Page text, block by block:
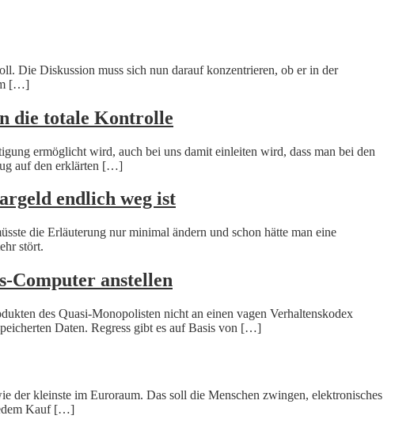
Die Diskussion muss sich nun darauf konzentrieren, ob er in der
[…]
die totale Kontrolle
ermöglicht wird, auch bei uns damit einleiten wird, dass man bei den
auf den erklärten […]
endlich weg ist
die Erläuterung nur minimal ändern und schon hätte man eine
stört.
Computer anstellen
des Quasi-Monopolisten nicht an einen vagen Verhaltenskodex
Daten. Regress gibt es auf Basis von […]
der kleinste im Euroraum. Das soll die Menschen zwingen, elektronisches
Kauf […]